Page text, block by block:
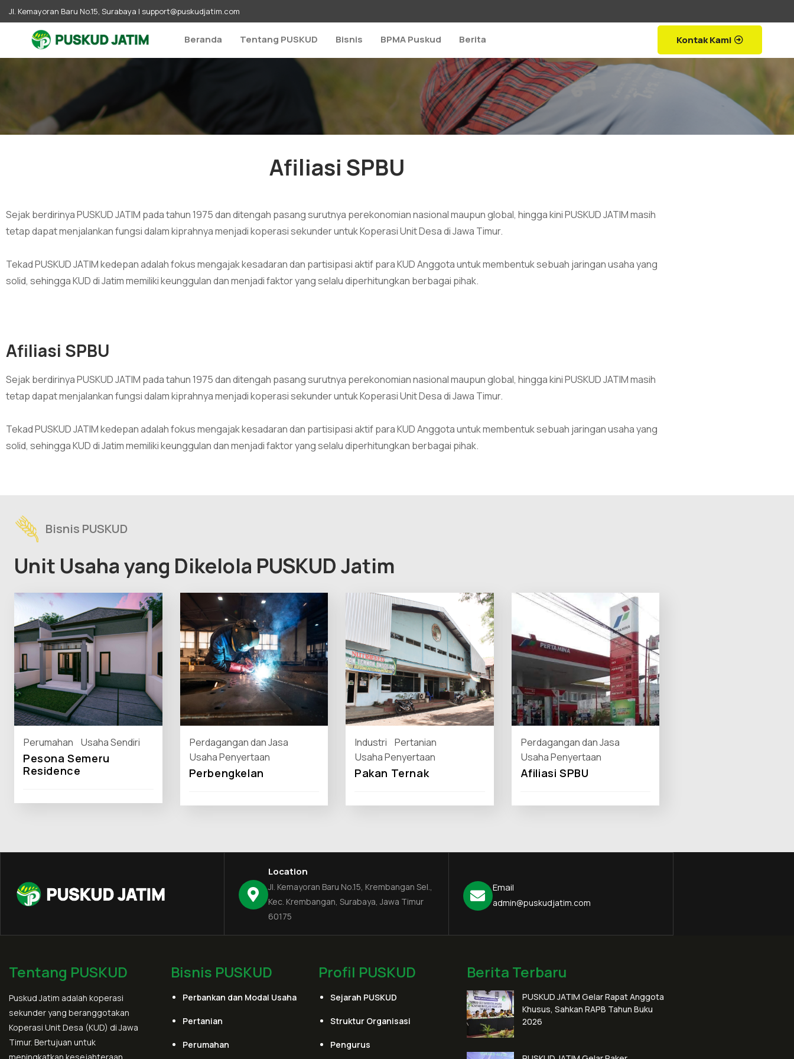
Jl. Kemayoran Baru No.15, Surabaya | support@puskudjatim.com
Beranda Tentang PUSKUD Bisnis BPMA Puskud Berita Kontak Kami
Afiliasi SPBU
Sejak berdirinya PUSKUD JATIM pada tahun 1975 dan ditengah pasang surutnya perekonomian nasional maupun global, hingga kini PUSKUD JATIM masih
tetap dapat menjalankan fungsi dalam kiprahnya menjadi koperasi sekunder untuk Koperasi Unit Desa di Jawa Timur.
Tekad PUSKUD JATIM kedepan adalah fokus mengajak kesadaran dan partisipasi aktif para KUD Anggota untuk membentuk sebuah jaringan usaha yang
solid, sehingga KUD di Jatim memiliki keunggulan dan menjadi faktor yang selalu diperhitungkan berbagai pihak.
Afiliasi SPBU
Sejak berdirinya PUSKUD JATIM pada tahun 1975 dan ditengah pasang surutnya perekonomian nasional maupun global, hingga kini PUSKUD JATIM masih
tetap dapat menjalankan fungsi dalam kiprahnya menjadi koperasi sekunder untuk Koperasi Unit Desa di Jawa Timur.
Tekad PUSKUD JATIM kedepan adalah fokus mengajak kesadaran dan partisipasi aktif para KUD Anggota untuk membentuk sebuah jaringan usaha yang
solid, sehingga KUD di Jatim memiliki keunggulan dan menjadi faktor yang selalu diperhitungkan berbagai pihak.
Bisnis PUSKUD
Unit Usaha yang Dikelola PUSKUD Jatim
Perumahan Usaha Sendiri
Pesona Semeru
Residence
Perdagangan dan Jasa
Usaha Penyertaan
Perbengkelan
Industri
Pertanian
Usaha Penyertaan
Pakan Ternak
Perdagangan dan Jasa
Usaha Penyertaan
Afiliasi SPBU
Location
Jl. Kemayoran Baru No.15, Krembangan Sel.,
Kec. Krembangan, Surabaya, Jawa Timur
60175
Email
admin@puskudjatim.com
Tentang PUSKUD
Puskud Jatim adalah koperasi
sekunder yang beranggotakan
Koperasi Unit Desa (KUD) di Jawa
Timur. Bertujuan untuk
Bisnis PUSKUD
Perbankan dan Modal Usaha
Pertanian
Perumahan
Profil PUSKUD
Sejarah PUSKUD
Struktur Organisasi
Pengurus
Berita Terbaru
PUSKUD JATIM Gelar Rapat Anggota
Khusus, Sahkan RAPB Tahun Buku
2026